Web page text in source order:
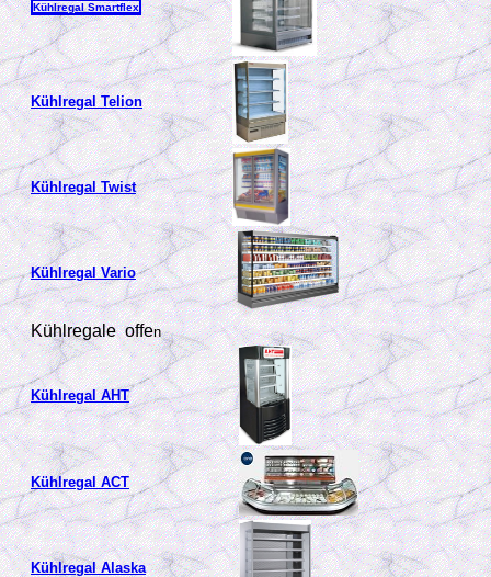
Kühlregal Smartflex
Kühlregal Telion
Kühlregal Twist
Kühlregal Vario
Kühlregale offen
Kühlregal AHT
Kühlregal ACT
Kühlregal Alaska